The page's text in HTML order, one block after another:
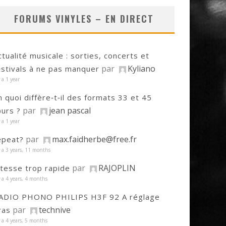
FORUMS VINYLES – EN DIRECT
musicale : sorties, concerts et
à ne pas manquer par Kyliano
a 1 year
quoi diffère‑t‑il des formats 33 et 45
? par jean pascal
a 1 year
par max.faidherbe@free.fr
a 3 years, 11 months
trop rapide par RAJOPLIN
a 4 years, 4 months
PHONO PHILIPS H3F 92 A réglage
par technive
a 4 years, 5 months